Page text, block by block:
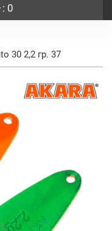
: 0
30 2,2 гр. 37